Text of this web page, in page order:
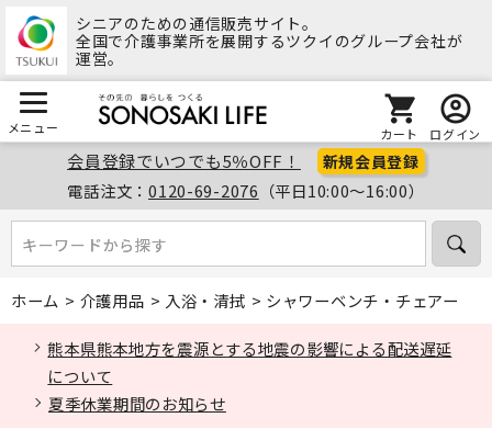
シニアのための通信販売サイト。
全国で介護事業所を展開するツクイのグループ会社が
運営。
メニュー カート ログイン
会員登録でいつでも5％OFF！ 新規会員登録
電話注文：0120-69-2076 （平日10:00～16:00）
キーワードから探す
キーワードから探す
ホーム > 介護用品 > 入浴・清拭 > シャワーベンチ・チェアー
熊本県熊本地方を震源とする地震の影響による配送遅延
について
夏季休業期間のお知らせ